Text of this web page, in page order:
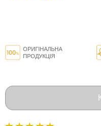
ОРИГІНАЛЬНА
ПРОДУКЦІЯ